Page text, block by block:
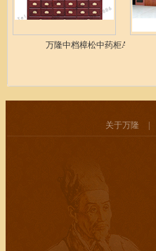
万隆中档樟松中药柜A-103
关于万隆 |